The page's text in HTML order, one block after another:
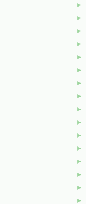
►
►
►
►
►
►
►
►
►
►
►
►
►
►
►
►